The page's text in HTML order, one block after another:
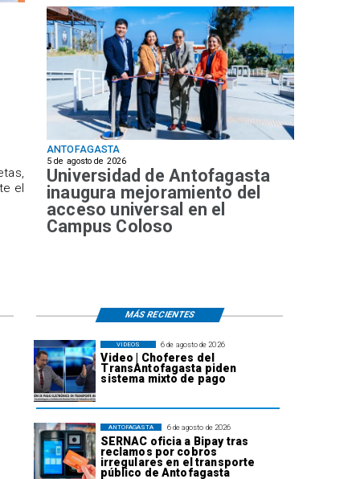
el
ANTOFAGASTA
5 de agosto de 2026
Universidad de Antofagasta
inaugura mejoramiento del
acceso universal en el
Campus Coloso
6 de agosto de 2026
Video | Choferes del
TransAntofagasta piden
sistema mixto de pago
VIDEOS
6 de agosto de 2026
SERNAC oficia a Bipay tras
reclamos por cobros
irregulares en el transporte
público de Antofagasta
ANTOFAGASTA
MÁS RECIENTES